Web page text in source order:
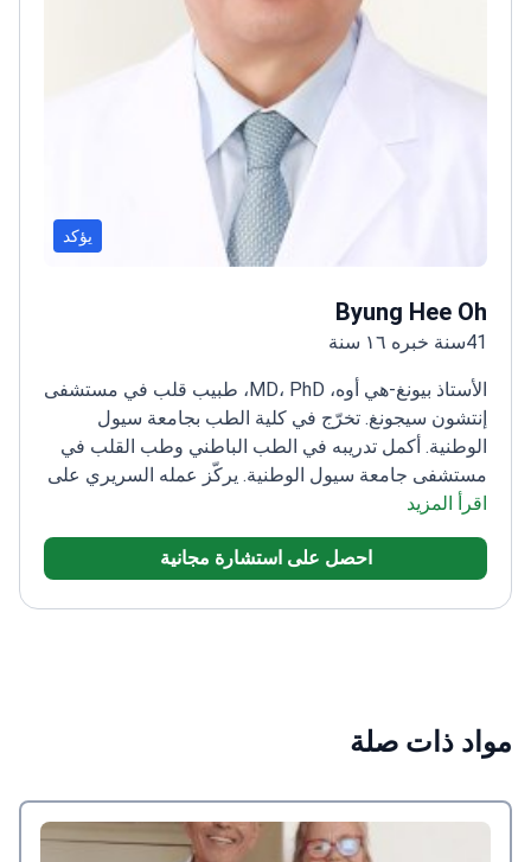
يؤكد
Byung Hee Oh
41سنة خبره ١٦ سنة
الأستاذ بيونغ-هي أوه، MD، PhD، طبيب قلب في مستشفى
إنتشون سيجونغ. تخرّج في كلية الطب بجامعة سيول
الوطنية. أكمل تدريبه في الطب الباطني وطب القلب في
مستشفى جامعة سيول الوطنية. يركّز عمله السريري على
قصور القلب، ومرض الشريان التاجي، وارتفاع ضغط الدم،
لطب القلب في جامعة سيول الوطنية. كما تولّى إدارة
القلب. ترأس الجمعية الكورية لأمراض القلب وقاد
اقرأ المزيد
احصل على استشارة مجانية
مواد ذات صلة